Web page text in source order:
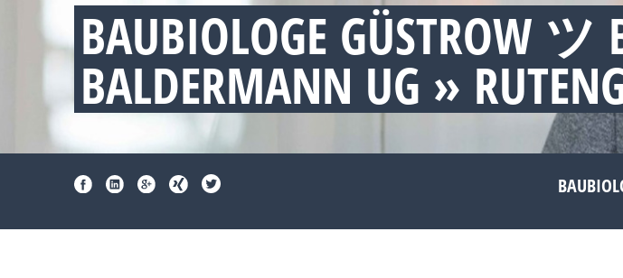
BAUBIOLOGE GÜSTROW ツ
BALDERMANN UG »